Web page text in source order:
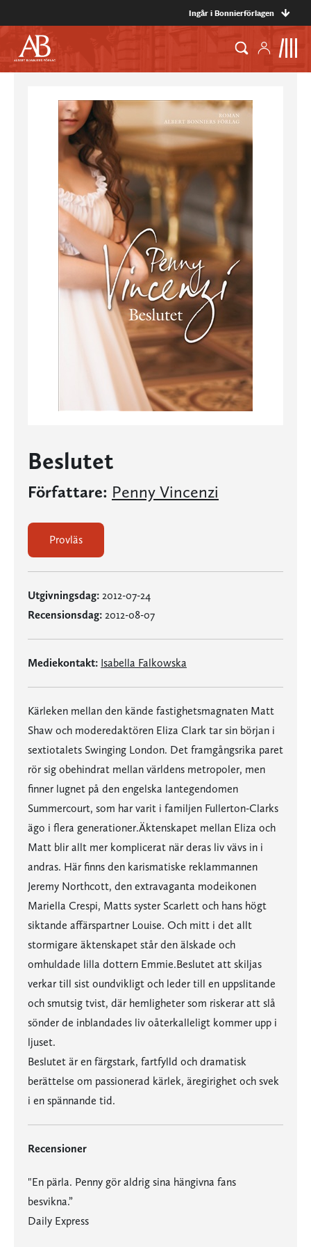
Ingår i Bonnierförlagen
Beslutet
Författare: Penny Vincenzi
Provläs
Utgivningsdag: 2012-07-24
Recensionsdag: 2012-08-07
Mediekontakt: Isabella Falkowska
Kärleken mellan den kände fastighetsmagnaten Matt
Shaw och moderedaktören Eliza Clark tar sin början i
sextiotalets Swinging London. Det framgångsrika paret
rör sig obehindrat mellan världens metropoler, men
finner lugnet på den engelska lantegendomen
Summercourt, som har varit i familjen Fullerton-Clarks
ägo i flera generationer.Äktenskapet mellan Eliza och
Matt blir allt mer komplicerat när deras liv vävs in i
andras. Här finns den karismatiske reklammannen
Jeremy Northcott, den extravaganta modeikonen
Mariella Crespi, Matts syster Scarlett och hans högt
siktande affärspartner Louise. Och mitt i det allt
stormigare äktenskapet står den älskade och
omhuldade lilla dottern Emmie.Beslutet att skiljas
verkar till sist oundvikligt och leder till en uppslitande
och smutsig tvist, där hemligheter som riskerar att slå
sönder de inblandades liv oåterkalleligt kommer upp i
ljuset.
Beslutet är en färgstark, fartfylld och dramatisk
berättelse om passionerad kärlek, äregirighet och svek
i en spännande tid.
Recensioner
"En pärla. Penny gör aldrig sina hängivna fans
besvikna.”
Daily Express